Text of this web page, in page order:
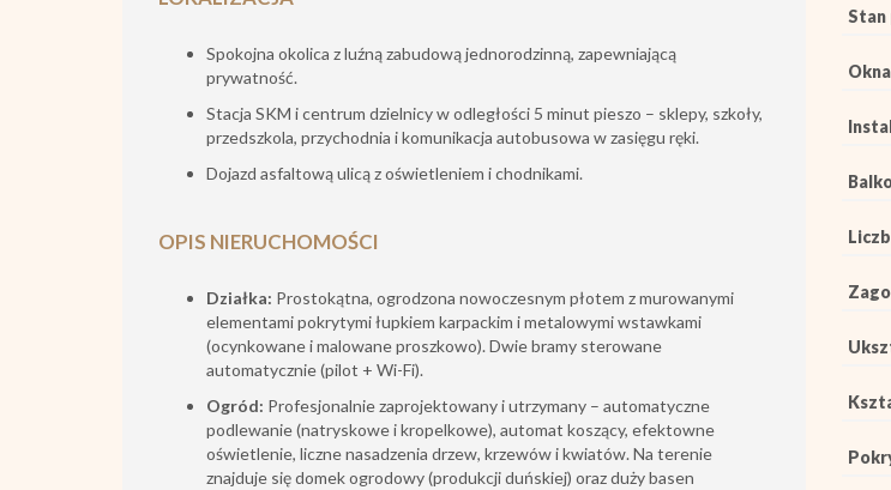
Spokojna okolica z luźną zabudową jednorodzinną, zapewniającą
prywatność.
Stacja SKM i centrum dzielnicy w odległości 5 minut pieszo – sklepy, szkoły,
przedszkola, przychodnia i komunikacja autobusowa w zasięgu ręki.
Dojazd asfaltową ulicą z oświetleniem i chodnikami.
OPIS NIERUCHOMOŚCI
Działka: Prostokątna, ogrodzona nowoczesnym płotem z murowanymi
elementami pokrytymi łupkiem karpackim i metalowymi wstawkami
(ocynkowane i malowane proszkowo). Dwie bramy sterowane
automatycznie (pilot + Wi-Fi).
Ogród: Profesjonalnie zaprojektowany i utrzymany – automatyczne
podlewanie (natryskowe i kropelkowe), automat koszący, efektowne
oświetlenie, liczne nasadzenia drzew, krzewów i kwiatów. Na terenie
znajduje się domek ogrodowy (produkcji duńskiej) oraz duży basen
Stan
Okna